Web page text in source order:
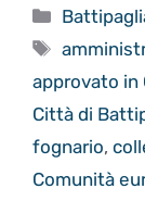
Categorie
Tag
approvato in
Città di
fognario,
Comunità